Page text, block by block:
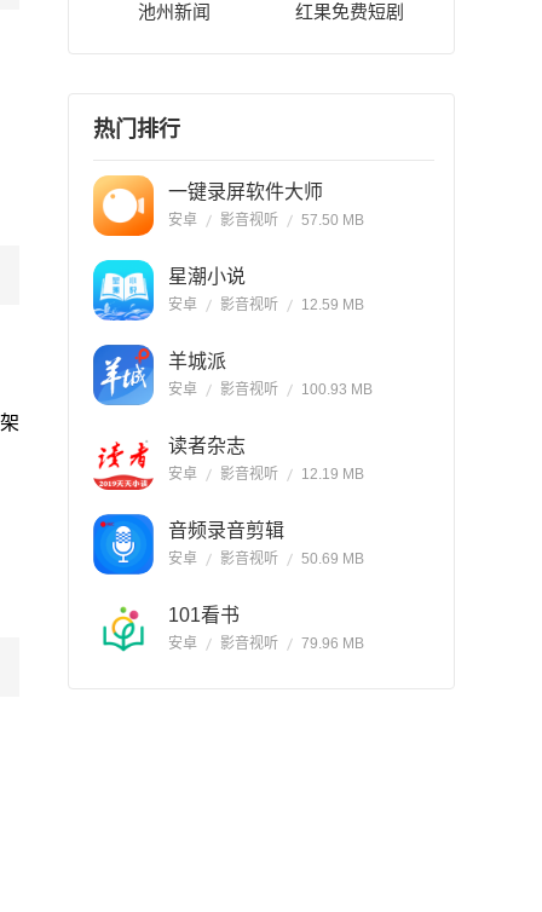
池州新闻 红果免费短剧
热门排行
一键录屏软件大师
安卓 影音视听 57.50 MB
星潮小说
安卓 影音视听 12.59 MB
羊城派
安卓 影音视听 100.93 MB
读者杂志
安卓 影音视听 12.19 MB
音频录音剪辑
安卓 影音视听 50.69 MB
101看书
安卓 影音视听 79.96 MB